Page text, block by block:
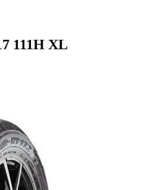
111H XL